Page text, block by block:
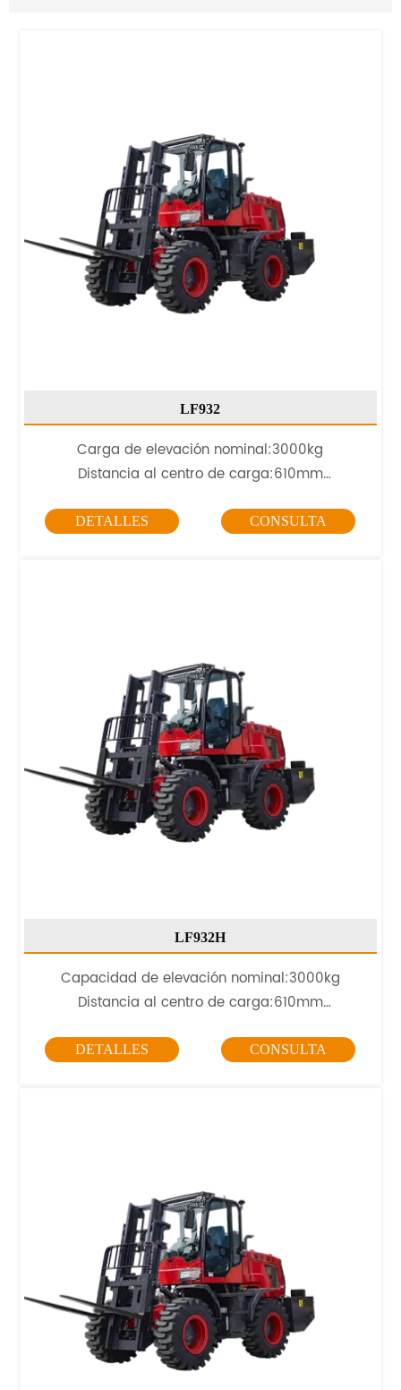
LF932
Carga de elevación nominal:3000kg
Distancia al centro de carga:610mm
DETALLES CONSULTA
LF932H
Capacidad de elevación nominal:3000kg
Distancia al centro de carga:610mm
DETALLES CONSULTA